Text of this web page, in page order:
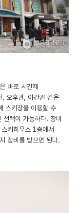
바로 시간제
, 오후권, 야간권 같은
스키장을 이용할 수
택이 가능하다. 장비
키하우스 1층에서
장비를 받으면 된다.